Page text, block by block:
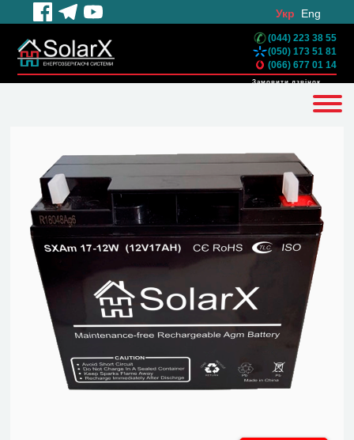
Укр Eng
(044) 223 38 55
(050) 173 51 81
(066) 677 01 14
Замовити дзвінок